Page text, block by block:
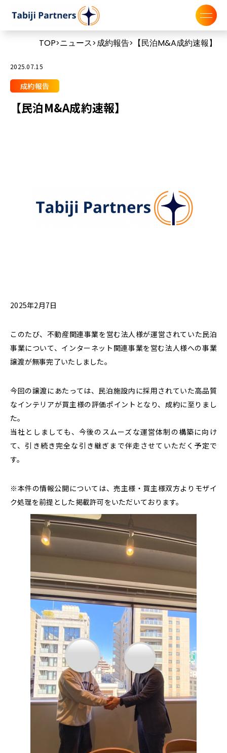
TOP>ニュース>成約報告> 【民泊M&A成約速報】
2025.07.15
成約報告
【民泊M&A成約速報】
2025年2月7日
このたび、不動産関連事業を営む法人様が運営されていた民泊
事業について、インターネット関連事業を営む法人様への事業
譲渡が無事完了いたしました。
今回の譲渡にあたっては、民泊施設内に採用されていた高品質
なインテリアが買主様の評価ポイントとなり、成約に至りまし
た。
当社としましても、今後のスムーズな運営体制の構築に向け
て、引き続き完全な引き継ぎまで伴走させていただく予定で
す。
※本件の情報公開については、売主様・買主様双方よりモザイ
ク処理を前提とした掲載許可をいただいております。